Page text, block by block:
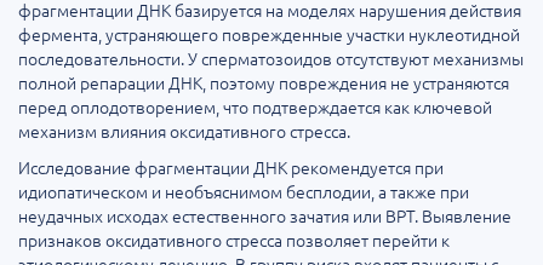
фрагментации ДНК базируется на моделях нарушения действия
фермента, устраняющего поврежденные участки нуклеотидной
последовательности. У сперматозоидов отсутствуют механизмы
полной репарации ДНК, поэтому повреждения не устраняются
перед оплодотворением, что подтверждается как ключевой
механизм влияния оксидативного стресса.
Исследование фрагментации ДНК рекомендуется при
идиопатическом и необъяснимом бесплодии, а также при
неудачных исходах естественного зачатия или ВРТ. Выявление
признаков оксидативного стресса позволяет перейти к